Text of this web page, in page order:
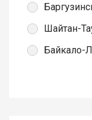
Шайтан-
Байкало-